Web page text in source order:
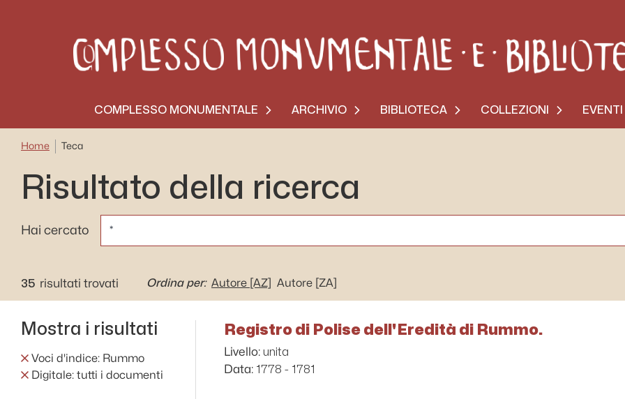
COMPLESSO MONUMENTALE ARCHIVIO BIBLIOTECA COLLEZIONI
Home Teca
Risultato della ricerca
Hai cercato
35 risultati trovati Ordina per: Autore [AZ] Autore [ZA]
Mostra i risultati
Voci d'indice: Rummo
Digitale: tutti i documenti
Registro di Polise dell'Eredità di Rummo.
Livello: unita
Data: 1778 - 1781